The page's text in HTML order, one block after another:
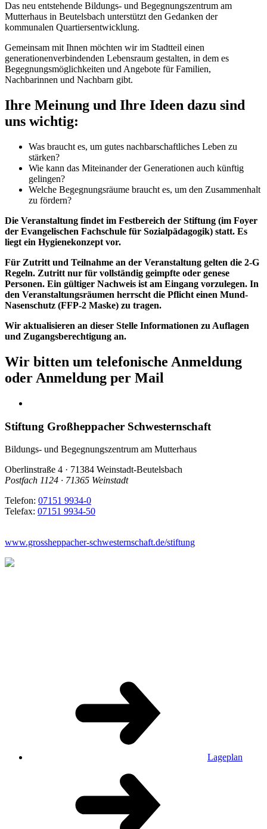
Das neu entstehende Bildungs- und Begegnungszentrum am
Mutterhaus in Beutelsbach unterstützt den Gedanken der
kommunalen Quartiersentwicklung.
Gemeinsam mit Ihnen möchten wir im Stadtteil einen
generationenverbindenden Lebensraum gestalten, in dem es
Begegnungsmöglichkeiten und Angebote für Familien,
Nachbarinnen und Nachbarn gibt.
Ihre Meinung und Ihre Ideen dazu sind
uns wichtig:
Was braucht es, um gutes nachbarschaftliches Leben zu
stärken?
Wie kann das Miteinander der Generationen auch künftig
gelingen?
Welche Begegnungsräume braucht es, um den Zusammenhalt
zu fördern?
Die Veranstaltung findet im Festbereich der Stiftung (im Foyer
der Evangelischen Fachschule für Sozialpädagogik) statt. Es
liegt ein Hygienekonzept vor.
Für Zutritt und Teilnahme an der Veranstaltung gelten die 2-G
Regeln. Zutritt nur für vollständig geimpfte oder genese
Personen. Ein gültiger Nachweis ist am Eingang vorzulegen. In
den Veranstaltungsräumen herrscht die Pflicht einen Mund-
Nasenschutz (FFP-2 Maske) zu tragen.
Wir aktualisieren an dieser Stelle Informationen zu Auflagen
und Zugangsberechtigung an.
Wir bitten um telefonische Anmeldung
oder Anmeldung per Mail
Stiftung Großheppacher Schwesternschaft
Bildungs- und Begegnungszentrum am Mutterhaus
Oberlinstraße 4 · 71384 Weinstadt-Beutelsbach
Postfach 1124 · 71365 Weinstadt
Telefon: 07151 9934-0
Telefax: 07151 9934-50
www.grossheppacher-schwesternschaft.de/stiftung
Lageplan